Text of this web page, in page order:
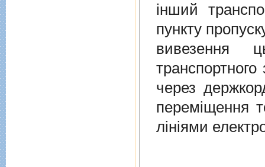
iнший
пункту
вивезення
через
перемiщення
лiнiями